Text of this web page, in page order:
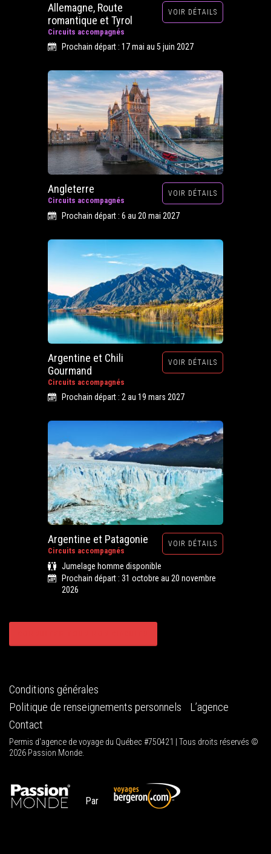
Allemagne, Route
romantique et Tyrol
Circuits accompagnés
VOIR DÉTAILS
Prochain départ : 17 mai au 5 juin 2027
Angleterre
Circuits accompagnés
VOIR DÉTAILS
Prochain départ : 6 au 20 mai 2027
Argentine et Chili
Gourmand
Circuits accompagnés
VOIR DÉTAILS
Prochain départ : 2 au 19 mars 2027
Argentine et Patagonie
Circuits accompagnés
VOIR DÉTAILS
Jumelage homme disponible
Prochain départ : 31 octobre au 20 novembre
2026
Conditions générales
Politique de renseignements personnels
L’agence
Contact
Permis d'agence de voyage du Québec #750421 | Tous droits réservés ©
2026 Passion Monde.
Par